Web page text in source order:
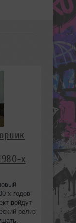
х
х годов
войдут
релиз